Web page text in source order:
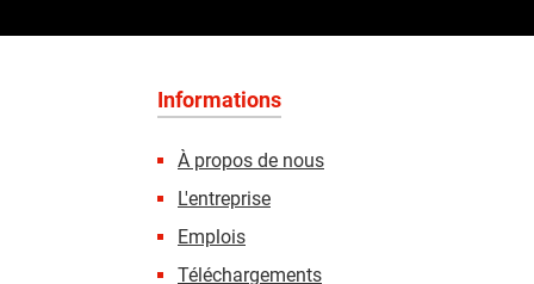
Informations
À propos de nous
L'entreprise
Emplois
Téléchargements